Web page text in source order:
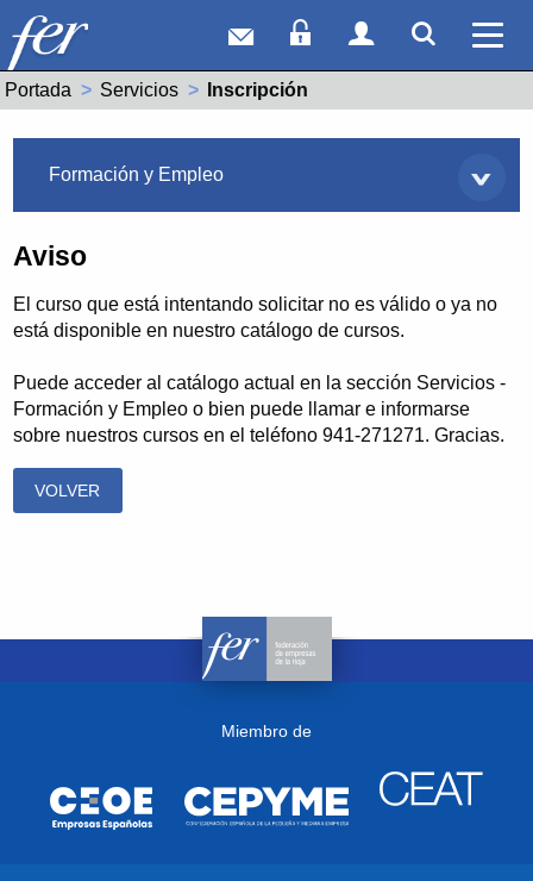
Correo webAcceso Socios
Acceso
Portada Servicios Actual:
Inscripción
Formación y Empleo
Aviso
El curso que está intentando solicitar no es válido o ya no
está disponible en nuestro catálogo de cursos.
Puede acceder al catálogo actual en la sección Servicios -
Formación y Empleo o bien puede llamar e informarse
sobre nuestros cursos en el teléfono 941-271271. Gracias.
VOLVER
Miembro de